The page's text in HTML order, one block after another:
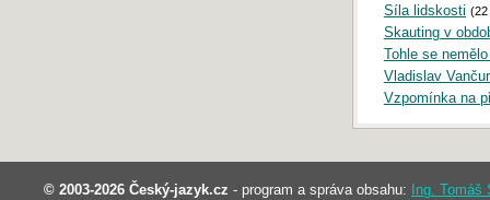
Síla lidskosti (22
Skauting v
Tohle se
Vladislav
Vzpomínka na
© 2003-2026 Český-jazyk.cz - program a správa obsahu: Ing. Tomáš